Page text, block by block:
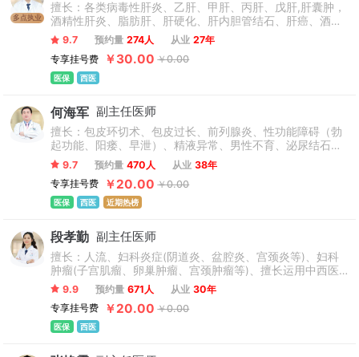
多点执业
擅长：各类病毒性肝炎、乙肝、甲肝、丙肝、戊肝,肝囊肿，
酒精性肝炎、脂肪肝、肝硬化、肝内胆管结石、肝癌、酒精
性肝损伤、药物性肝损伤、胆汁淤积性肝硬化，自身免疫性
肝炎等各种常见肝脏疾病与疑难危重病人诊治，特别是运用
生物技术治疗乙型肝炎，疗效显著。
9.7 预约量 274人 从业 27年
专享挂号费
￥30.00 ￥0.00
医保 西医
何海军 副主任医师
擅长：包皮环切术、包皮过长、前列腺炎、性功能障碍（勃
起功能、阳瘘、早泄）、精液异常、男性不育、泌尿结石、
少精弱精、无精子症、精液少、死精、精索静脉曲张、输精
管病变、包皮手术、排尿障碍、尿频尿急、射精障碍、排尿
困难、尿道感染、睾丸襄肿、龟头包皮炎、阴茎短小、膀胱
炎、排尿疼痛、性功能下降、睾丸胀痛、尿液白浊等疾病。
9.7 预约量 470人 从业 38年
专享挂号费
￥20.00 ￥0.00
医保 西医 近期热榜
段孝勤 副主任医师
擅长：人流、妇科炎症(阴道炎、盆腔炎、宫颈炎等)、妇科
肿瘤(子宫肌瘤、卵巢肿瘤、宫颈肿瘤等)、擅长运用中西医
结合及先进技术诊疗各种多囊卵巢综合征、子宫内膜异位
症、子宫腺肌症、痛经、女性不孕等。娴熟操作妇科微创手
术，如腹腔镜下子宫肌瘤及卵巢肿瘤剔除、盆腔炎症粘连分
粘、处女膜修复、生殖道畸形矫正等手术。
9.9 预约量 671人 从业 30年
专享挂号费
￥20.00 ￥0.00
医保 西医